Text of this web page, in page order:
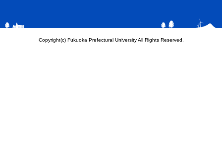
Copyright(c) Fukuoka Prefectural University All Rights Reserved.